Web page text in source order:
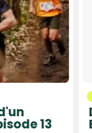
13